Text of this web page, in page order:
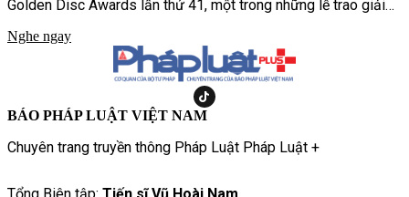
Golden Disc Awards lần thứ 41, một trong những lễ trao giải
chức tại Hà Nội vào tháng 1/2027.
Nghe ngay
BÁO PHÁP LUẬT VIỆT NAM
Chuyên trang truyền thông Pháp Luật Pháp Luật +